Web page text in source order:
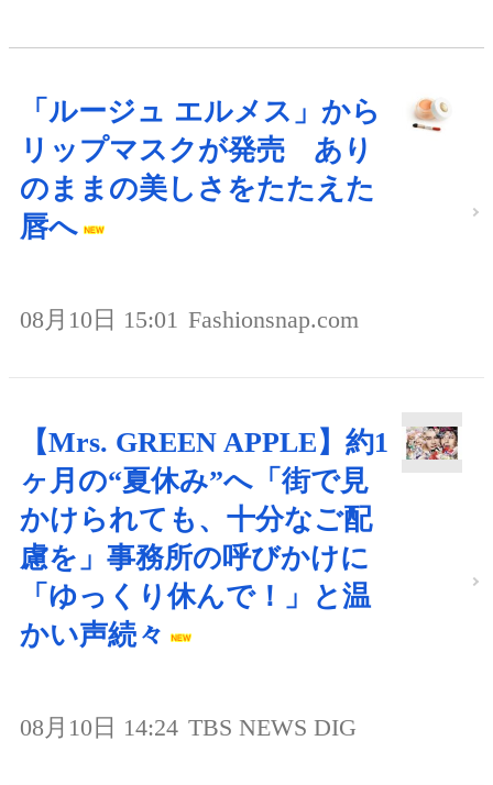
「ルージュ エルメス」から
リップマスクが発売 あり
のままの美しさをたたえた
唇へ
08月10日 15:01 Fashionsnap.com
【Mrs. GREEN APPLE】約1
ヶ月の“夏休み”へ「街で見
かけられても、十分なご配
慮を」事務所の呼びかけに
「ゆっくり休んで！」と温
かい声続々
08月10日 14:24 TBS NEWS DIG